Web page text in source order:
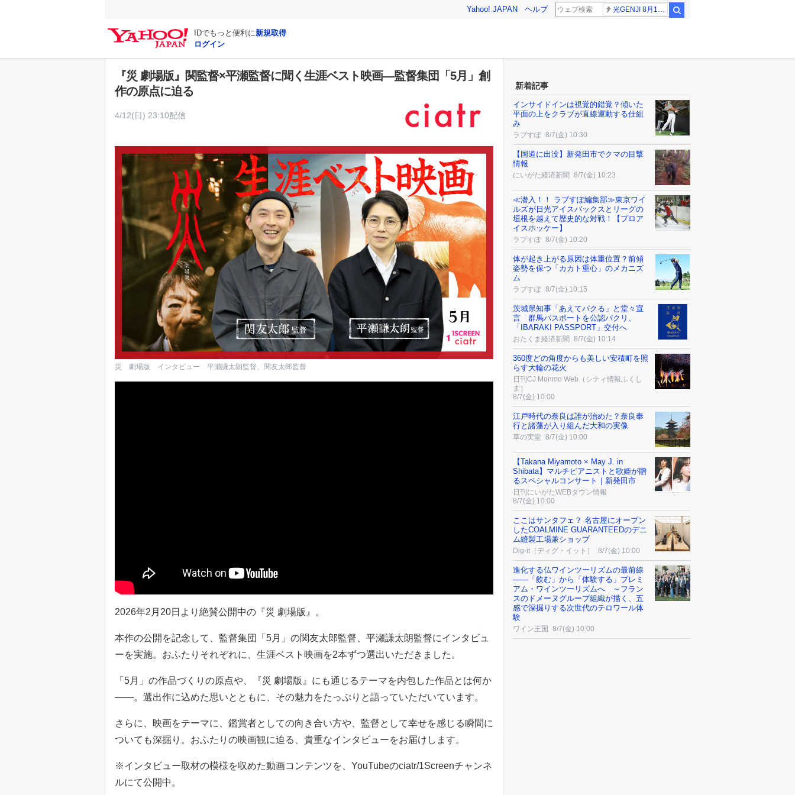
Yahoo! JAPAN ヘルプ 光GENJI 8月19日
IDでもっと便利に新規取得
ログイン
『災 劇場版』関監督×平瀬監督に聞く生涯ベスト映画―監督集団「5月」創
作の原点に迫る
4/12(日) 23:10配信
災 劇場版 インタビュー 平瀬謙太朗監督、関友太郎監督
2026年2月20日より絶賛公開中の『災 劇場版』。
本作の公開を記念して、監督集団「5月」の関友太郎監督、平瀬謙太朗監督にインタビュ
ーを実施。おふたりそれぞれに、生涯ベスト映画を2本ずつ選出いただきました。
「5月」の作品づくりの原点や、『災 劇場版』にも通じるテーマを内包した作品とは何か
――。選出作に込めた思いとともに、その魅力をたっぷりと語っていただいています。
さらに、映画をテーマに、鑑賞者としての向き合い方や、監督として幸せを感じる瞬間に
ついても深掘り。おふたりの映画観に迫る、貴重なインタビューをお届けします。
※インタビュー取材の模様を収めた動画コンテンツを、YouTubeのciatr/1Screenチャンネ
ルにて公開中。
新着記事
インサイドインは視覚的錯覚？傾いた
平面の上をクラブが直線運動する仕組
み
ラブすぽ 8/7(金) 10:30
【国道に出没】新発田市でクマの目撃
情報
にいがた経済新聞 8/7(金) 10:23
≪潜入！！ ラブすぽ編集部≫東京ワイ
ルズが日光アイスバックスとリーグの
垣根を越えて歴史的な対戦！【プロア
イスホッケー】
ラブすぽ 8/7(金) 10:20
体が起き上がる原因は体重位置？前傾
姿勢を保つ「カカト重心」のメカニズ
ム
ラブすぽ 8/7(金) 10:15
茨城県知事「あえてパクる」と堂々宣
言 群馬パスポートを公認パクリ、
「IBARAKI PASSPORT」交付へ
おたくま経済新聞 8/7(金) 10:14
360度どの角度からも美しい安積町を照
らす大輪の花火
日刊CJ Monmo Web（シティ情報ふくし
ま）
8/7(金) 10:00
江戸時代の奈良は誰が治めた？奈良奉
行と諸藩が入り組んだ大和の実像
草の実堂 8/7(金) 10:00
【Takana Miyamoto × May J. in
Shibata】マルチピアニストと歌姫が贈
るスペシャルコンサート｜新発田市
日刊にいがたWEBタウン情報
8/7(金) 10:00
ここはサンタフェ？ 名古屋にオープン
したCOALMINE GUARANTEEDのデニ
ム縫製工場兼ショップ
Dig-it［ディグ・イット］ 8/7(金) 10:00
進化する仏ワインツーリズムの最前線
――「飲む」から「体験する」プレミ
アム・ワインツーリズムへ ～フラン
スのドメーヌグループ組織が描く、五
感で深掘りする次世代のテロワール体
験
ワイン王国 8/7(金) 10:00